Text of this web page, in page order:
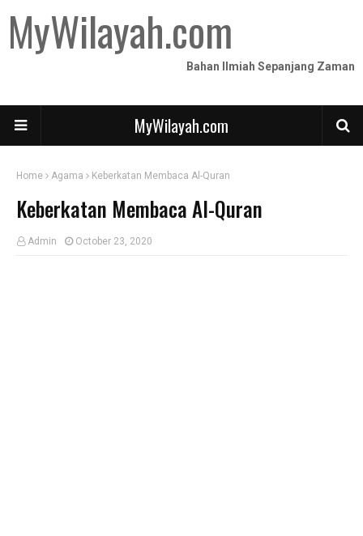
MyWilayah.com
Bahan Ilmiah Sepanjang Zaman
MyWilayah.com
Home Agama Keberkatan Membaca Al-Quran
Keberkatan Membaca Al-Quran
Admin October 23, 2020